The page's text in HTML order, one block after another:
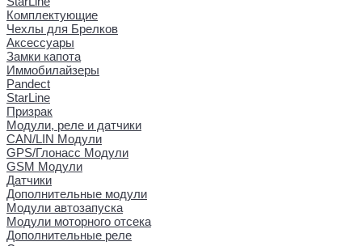
Комплектующие
Чехлы для Брелков
Аксессуары
Замки капота
Иммобилайзеры
Pandect
StarLine
Призрак
Модули, реле и датчики
CAN/LIN Модули
GPS/Глонасс Модули
GSM Модули
Датчики
Дополнительные модули
Модули автозапуска
Модули моторного отсека
Дополнительные реле